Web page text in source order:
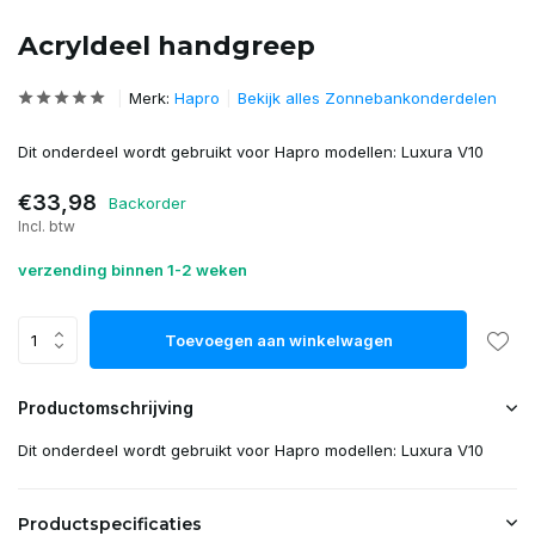
Acryldeel handgreep
Merk: Hapro Bekijk alles Zonnebankonderdelen
Dit onderdeel wordt gebruikt voor Hapro modellen: Luxura V10
€33,98 Backorder
Incl. btw
verzending binnen 1-2 weken
Toevoegen aan winkelwagen
Productomschrijving
Dit onderdeel wordt gebruikt voor Hapro modellen: Luxura V10
Productspecificaties